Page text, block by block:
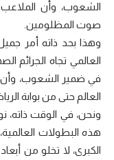
الشعوب، وأن الملاعب
صوت المظلومين.
وهذا بحد ذاته أمر
العالمي تجاه الجرائم
في ضمير الشعوب، وأن
العالم حتى من بوابة
ونحن، في الوقت ذاته،
هذه البطولات
الكبرى، لا تخلو من